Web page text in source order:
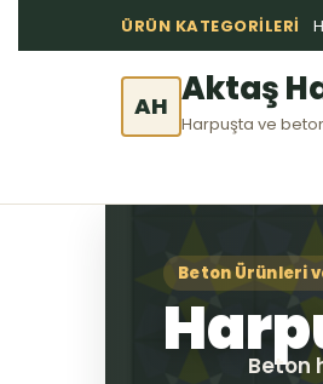
ÜRÜN KATEGORILERI
AH Aktaş
Harpuşta ve